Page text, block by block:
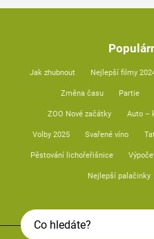
Jak zhubnout Nejlepší filmy
Změna času Partie
ZOO Nové začátky Auto –
Volby 2025 Svařené víno
Pěstování lichořeřišnice
Nejlepší palačinky